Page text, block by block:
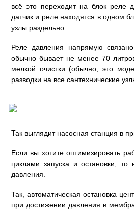
всё это переходит на блок реле
датчик и реле находятся в одном
узлы раздельно.
Реле давления напрямую
обычно бывает не менее 70
мелкой очистки (обычно, это
разводки на все сантехнические
Так выглядит насосная станция в
Если вы хотите оптимизировать
циклами запуска и остановки,
давления.
Так, автоматическая остановка
при достижении давления в